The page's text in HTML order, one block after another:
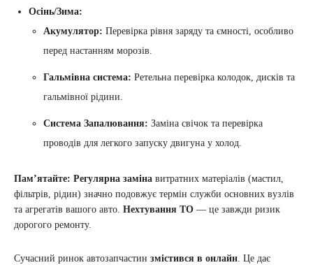
Осінь/Зима:
Акумулятор: Перевірка рівня заряду та ємності, особливо
перед настанням морозів.
Гальмівна система: Ретельна перевірка колодок, дисків та
гальмівної рідини.
Система Запалювання: Заміна свічок та перевірка
проводів для легкого запуску двигуна у холод.
Пам’ятайте: Регулярна заміна витратних матеріалів (мастил,
фільтрів, рідин) значно подовжує термін служби основних вузлів
та агрегатів вашого авто. Нехтування ТО — це завжди ризик
дорогого ремонту.
Сучасний ринок автозапчастин змістився в онлайн. Це дає